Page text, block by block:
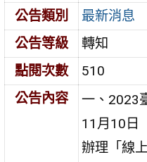
公告類別
最新消息
公告等級
轉知
點閱次數
510
公告內容
一、2023
11月10日
辦理「線